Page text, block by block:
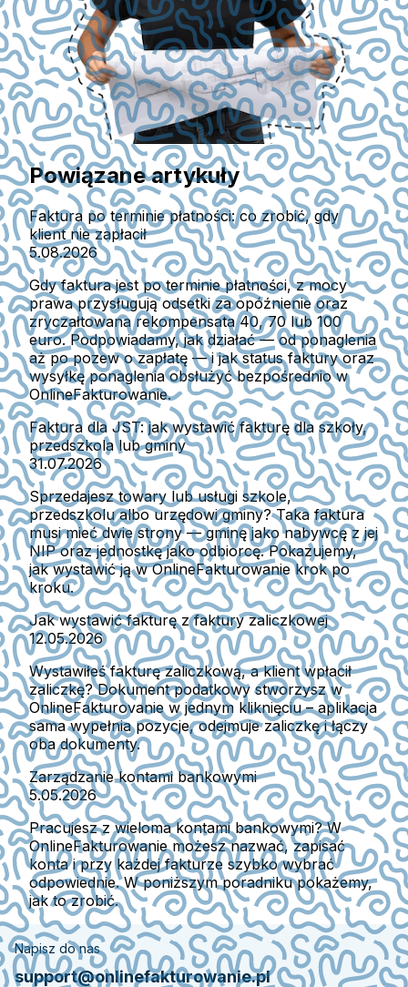
Powiązane artykuły
Faktura po terminie płatności: co zrobić, gdy
klient nie zapłacił
5.08.2026
Gdy faktura jest po terminie płatności, z mocy
prawa przysługują odsetki za opóźnienie oraz
zryczałtowana rekompensata 40, 70 lub 100
euro. Podpowiadamy, jak działać — od ponaglenia
aż po pozew o zapłatę — i jak status faktury oraz
wysyłkę ponaglenia obsłużyć bezpośrednio w
OnlineFakturowanie.
Faktura dla JST: jak wystawić fakturę dla szkoły,
przedszkola lub gminy
31.07.2026
Sprzedajesz towary lub usługi szkole,
przedszkolu albo urzędowi gminy? Taka faktura
musi mieć dwie strony — gminę jako nabywcę z jej
NIP oraz jednostkę jako odbiorcę. Pokazujemy,
jak wystawić ją w OnlineFakturowanie krok po
kroku.
Jak wystawić fakturę z faktury zaliczkowej
12.05.2026
Wystawiłeś fakturę zaliczkową, a klient wpłacił
zaliczkę? Dokument podatkowy stworzysz w
OnlineFakturovanie w jednym kliknięciu – aplikacja
sama wypełnia pozycje, odejmuje zaliczkę i łączy
oba dokumenty.
Zarządzanie kontami bankowymi
5.05.2026
Pracujesz z wieloma kontami bankowymi? W
OnlineFakturowanie możesz nazwać, zapisać
konta i przy każdej fakturze szybko wybrać
odpowiednie. W poniższym poradniku pokażemy,
jak to zrobić.
Napisz do nas
support@onlinefakturowanie.pl